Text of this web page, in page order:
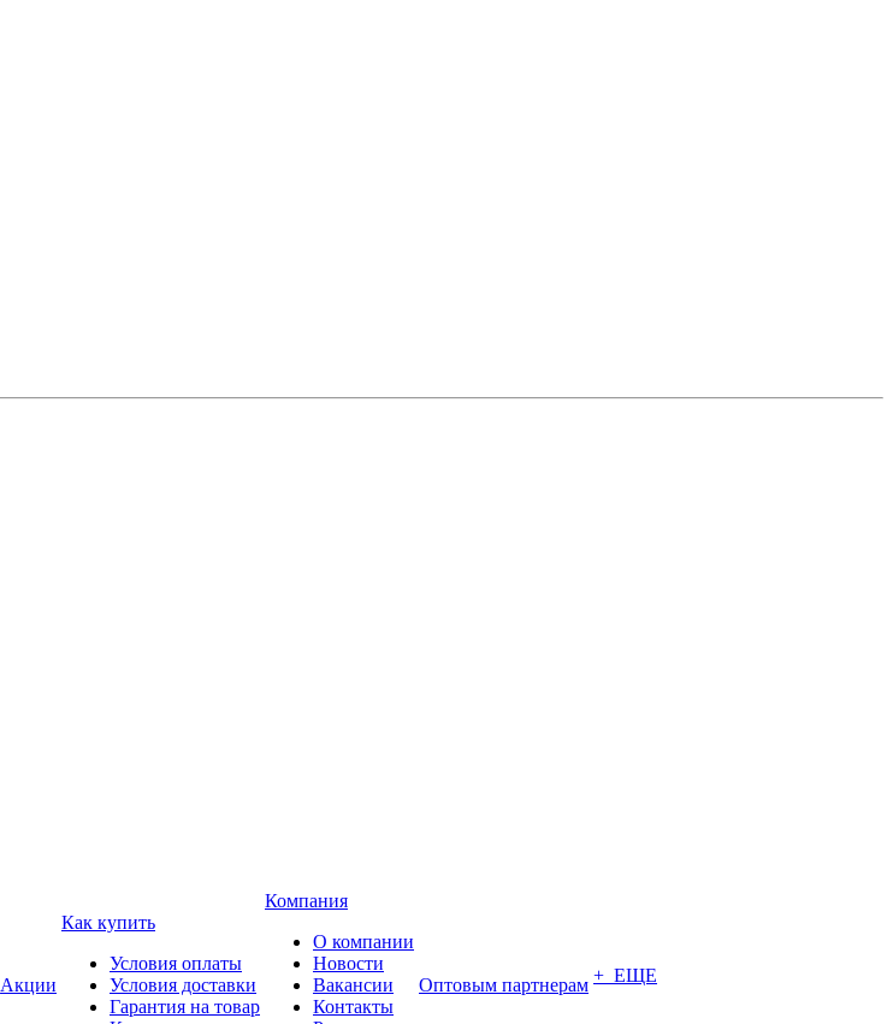
Акции
Как купить
Условия оплаты
Условия доставки
Гарантия на товар
Компания
О компании
Новости
Вакансии
Контакты
Оптовым партнерам + ЕЩЕ